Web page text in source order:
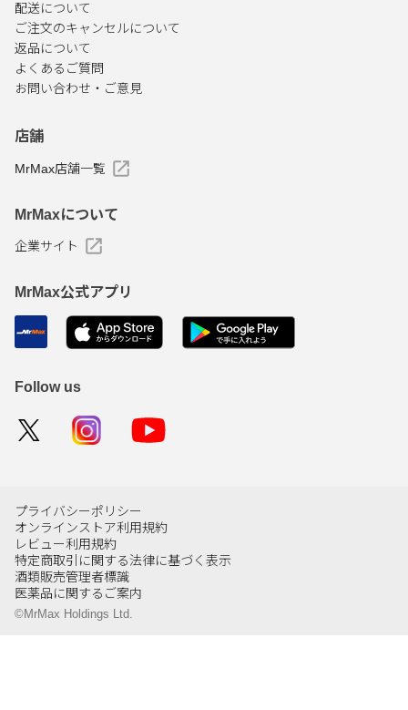
配送について
ご注文のキャンセルについて
返品について
よくあるご質問
お問い合わせ・ご意見
店舗
MrMax店舗一覧
MrMaxについて
企業サイト
MrMax公式アプリ
Follow us
プライバシーポリシー
オンラインストア利用規約
レビュー利用規約
特定商取引に関する法律に基づく表示
酒類販売管理者標識
医薬品に関するご案内
©MrMax Holdings Ltd.